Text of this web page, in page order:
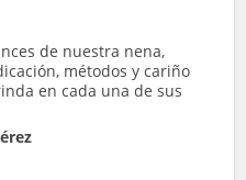
de nuestra nena,
métodos y cariño
en cada una de sus